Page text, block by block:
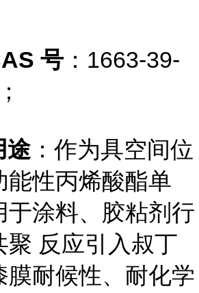
号 ：1663-39-
途 ：作为具空间位
能性丙烯酸酯单
于涂料、胶粘剂行
聚 反应引入叔丁
膜耐候性、耐化学